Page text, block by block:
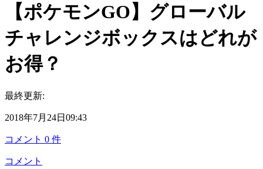
【ポケモンGO】グローバル
チャレンジボックスはどれが
お得？
最終更新:
2018年7月24日09:43
コメント 0 件
コメント